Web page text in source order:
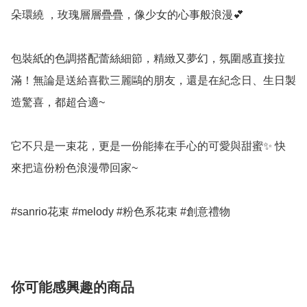
朵環繞 ，玫瑰層層疊疊，像少女的心事般浪漫💕
包裝紙的色調搭配蕾絲細節，精緻又夢幻，氛圍感直接拉
滿！無論是送給喜歡三麗鷗的朋友，還是在紀念日、生日製
造驚喜，都超合適~
它不只是一束花，更是一份能捧在手心的可愛與甜蜜✨ 快
來把這份粉色浪漫帶回家~
#sanrio花束 #melody #粉色系花束 #創意禮物
你可能感興趣的商品